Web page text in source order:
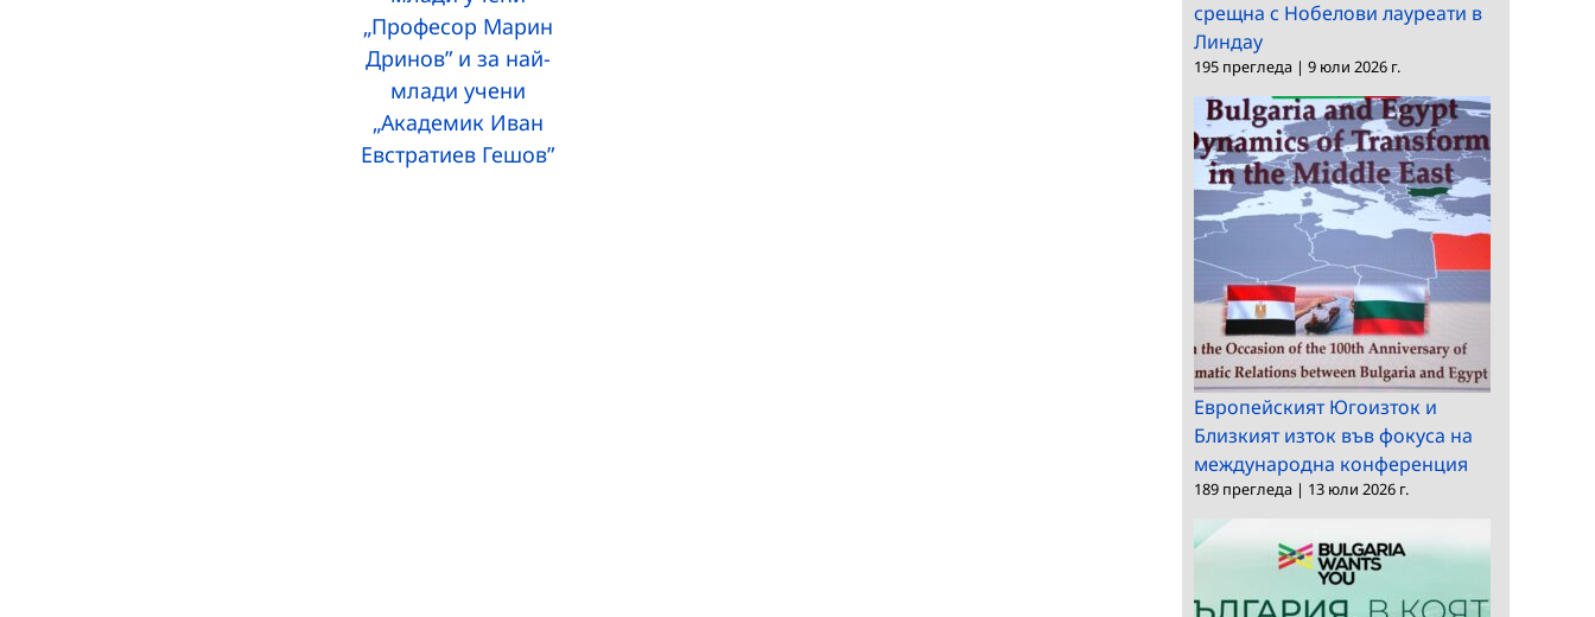
„Професор Марин
Дринов” и за най-
млади учени
„Академик Иван
Евстратиев Гешов”
срещна с Нобелови лауреати в
Линдау
195 прегледа | 9 юли 2026 г.
Европейският Югоизток и
Близкият изток във фокуса на
международна конференция
189 прегледа | 13 юли 2026 г.